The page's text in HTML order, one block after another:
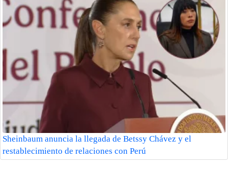
Sheinbaum anuncia la llegada de Betssy Chávez y el
restablecimiento de relaciones con Perú